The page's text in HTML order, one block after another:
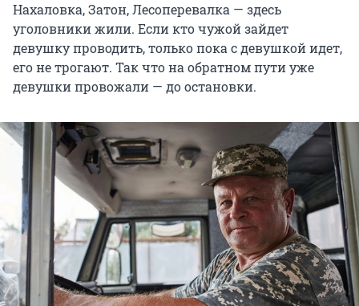
Нахаловка, Затон, Лесоперевалка — здесь
уголовники жили. Если кто чужой зайдет
девушку проводить, только пока с девушкой идет,
его не трогают. Так что на обратном пути уже
девушки провожали — до остановки.